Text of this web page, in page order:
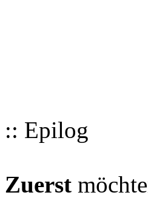
:: Epilog
Zuerst